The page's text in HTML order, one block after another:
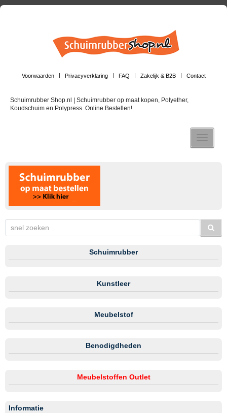
Voorwaarden Privacyverklaring FAQ Zakelijk & B2B Contact
Schuimrubber Shop.nl | Schuimrubber op maat kopen, Polyether,
Koudschuim en Polypress. Online Bestellen!
Toggle
Schuimrubber
Kunstleer
Meubelstof
Benodigdheden
Meubelstoffen Outlet
Informatie